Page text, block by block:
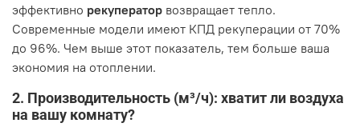
эффективно рекуператор возвращает тепло.
Современные модели имеют КПД рекуперации от 70%
до 96%. Чем выше этот показатель, тем больше ваша
экономия на отоплении.
2. Производительность (м³/ч): хватит ли воздуха
на вашу комнату?